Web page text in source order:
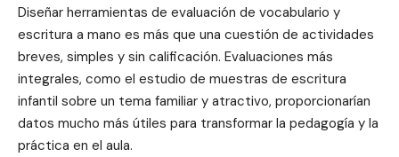
Diseñar herramientas de evaluación de vocabulario y
escritura a mano es más que una cuestión de actividades
breves, simples y sin calificación. Evaluaciones más
integrales, como el estudio de muestras de escritura
infantil sobre un tema familiar y atractivo, proporcionarían
datos mucho más útiles para transformar la pedagogía y la
práctica en el aula.